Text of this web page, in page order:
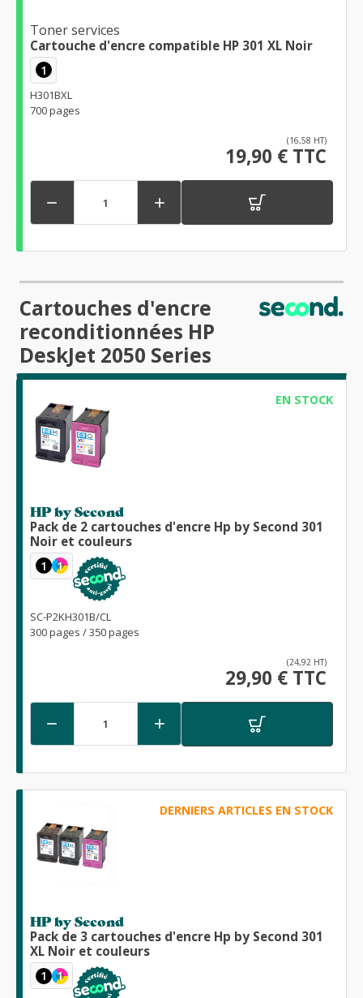
Toner services
Cartouche d'encre compatible HP 301 XL Noir
1
H301BXL
700 pages
(16,58 HT)
19,90 € TTC
 
Cartouches d'encre
reconditionnées HP
DeskJet 2050 Series
EN STOCK
HP by Second
Pack de 2 cartouches d'encre Hp by Second 301
Noir et couleurs
1 1
SC-P2KH301B/CL
300 pages / 350 pages
(24,92 HT)
29,90 € TTC
 
DERNIERS ARTICLES EN STOCK
HP by Second
Pack de 3 cartouches d'encre Hp by Second 301
XL Noir et couleurs
1 1